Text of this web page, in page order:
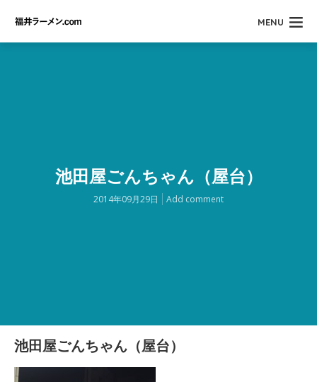
MENU
池田屋ごんちゃん（屋台）
2014年09月29日 Add comment
池田屋ごんちゃん（屋台）